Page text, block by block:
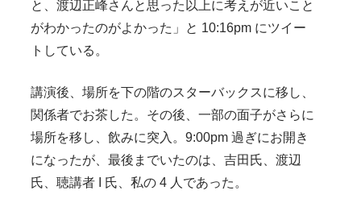
と、渡辺正峰さんと思った以上に考えが近いこと
がわかったのがよかった」と 10:16pm にツイー
トしている。
講演後、場所を下の階のスターバックスに移し、
関係者でお茶した。その後、一部の面子がさらに
場所を移し、飲みに突入。9:00pm 過ぎにお開き
になったが、最後までいたのは、吉田氏、渡辺
氏、聴講者 I 氏、私の 4 人であった。